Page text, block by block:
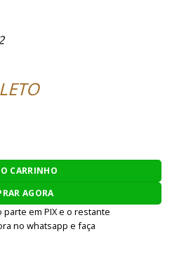
COMBAT - M - WOODLAND
CARRINHO
AGORA
em PIX e o restante
no whatsapp e faça